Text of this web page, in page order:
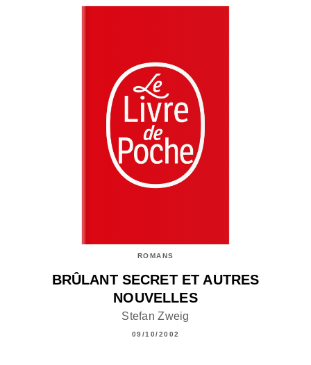
ROMANS
BRÛLANT SECRET ET AUTRES
NOUVELLES
Stefan Zweig
09/10/2002